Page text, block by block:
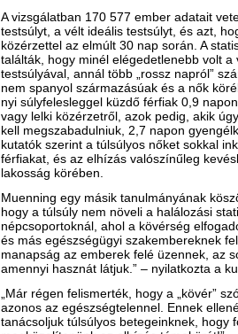
A vizsgálatban 170 577 ember adatait
testsúlyt, a vélt ideális testsúlyt, és azt,
közérzettel az elmúlt 30 nap során. A
találták, hogy minél elégedetlenebb volt a
testsúlyával, annál több „rossz napról”
nem spanyol származásúak és a nők
nyi súlyfelesleggel küzdő férfiak 0,9
vagy lelki közérzetről, azok pedig, akik
kell megszabadulniuk, 2,7 napon
kutatók szerint a túlsúlyos nőket sokkal
férfiakat, és az elhízás valószínűleg
lakosság körében.
Muenning egy másik tanulmányának
hogy a túlsúly nem növeli a halálozási
népcsoportoknál, ahol a kövérség
és más egészségügyi szakembereknek
manapság az emberek felé üzennek, az
amennyi hasznát látjuk.” – nyilatkozta a
„Már régen felismerték, hogy a „kövér”
azonos az egészségtelennel. Ennek
tanácsoljuk túlsúlyos betegeinknek, hogy